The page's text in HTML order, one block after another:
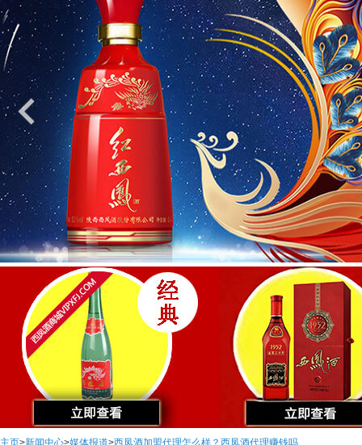
主页>新闻中心>媒体报道>西凤酒加盟代理怎么样？西凤酒代理赚钱吗